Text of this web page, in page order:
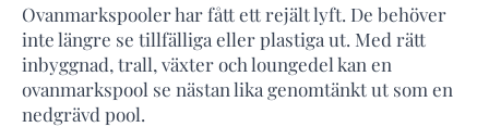
Ovanmarkspooler har fått ett rejält lyft. De behöver
inte längre se tillfälliga eller plastiga ut. Med rätt
inbyggnad, trall, växter och loungedel kan en
ovanmarkspool se nästan lika genomtänkt ut som en
nedgrävd pool.